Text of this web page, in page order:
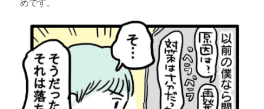
めです。